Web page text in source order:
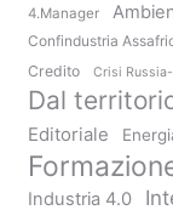
4.Manager
Confindustria
Credito Crisi
Dal
Editoriale
Industria 4.0